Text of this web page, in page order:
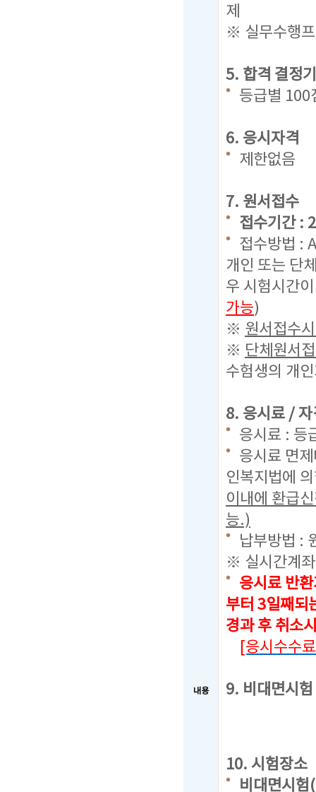
내용
제
※ 실무수행
5. 합격 결정
등급별 100
6. 응시자격
제한없음
7. 원서접수
접수기간 :
접수방법 :
개인 또는 단
우 시험시간
가능)
※ 원서접수
※ 단체원서
수험생의 개
8. 응시료 /
응시료 : 등
응시료 면
인복지법에
이내에 환급
능.)
납부방법 :
※ 실시간계좌
응시료 반
부터 3일째되
경과 후 취소
[응시수수
9. 비대면시
10. 시험장소
비대면시험